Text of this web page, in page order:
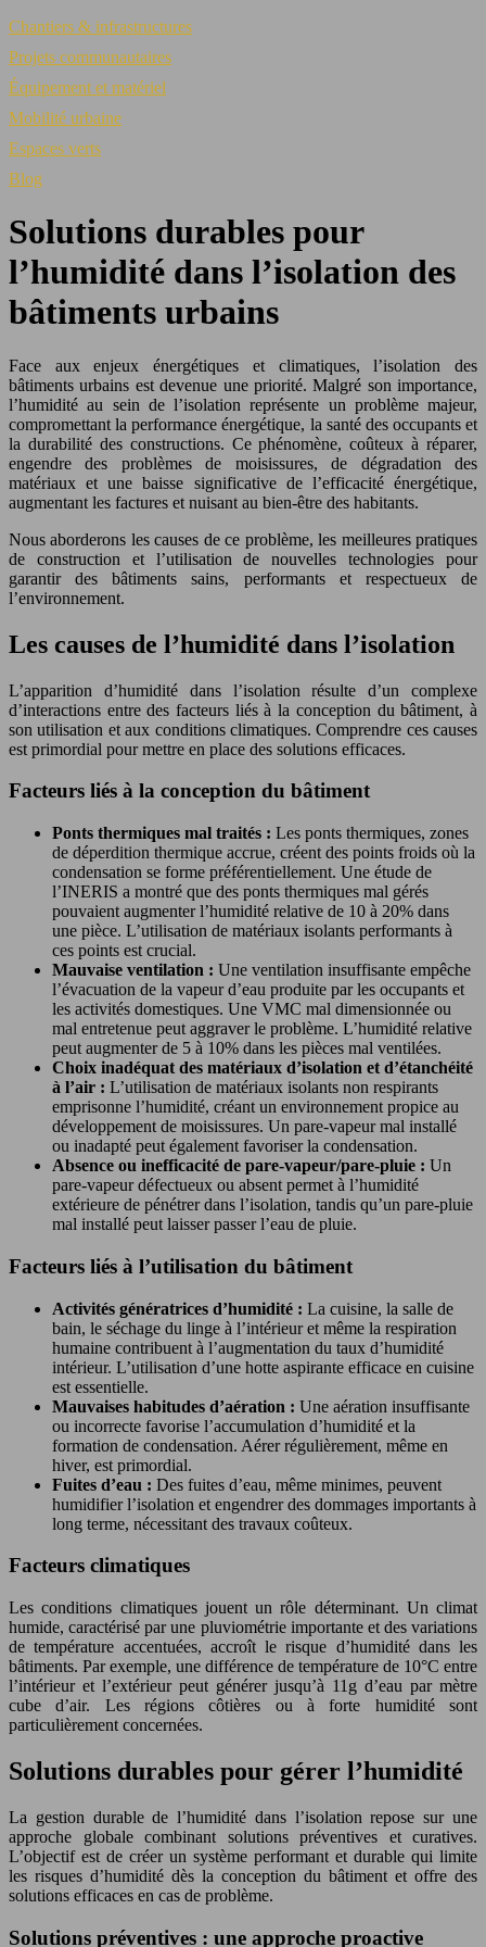
Chantiers & infrastructures
Projets communautaires
Équipement et matériel
Mobilité urbaine
Espaces verts
Blog
Solutions durables pour
l’humidité dans l’isolation des
bâtiments urbains
Face aux enjeux énergétiques et climatiques, l’isolation des
bâtiments urbains est devenue une priorité. Malgré son importance,
l’humidité au sein de l’isolation représente un problème majeur,
compromettant la performance énergétique, la santé des occupants et
la durabilité des constructions. Ce phénomène, coûteux à réparer,
engendre des problèmes de moisissures, de dégradation des
matériaux et une baisse significative de l’efficacité énergétique,
augmentant les factures et nuisant au bien-être des habitants.
Nous aborderons les causes de ce problème, les meilleures pratiques
de construction et l’utilisation de nouvelles technologies pour
garantir des bâtiments sains, performants et respectueux de
l’environnement.
Les causes de l’humidité dans l’isolation
L’apparition d’humidité dans l’isolation résulte d’un complexe
d’interactions entre des facteurs liés à la conception du bâtiment, à
son utilisation et aux conditions climatiques. Comprendre ces causes
est primordial pour mettre en place des solutions efficaces.
Facteurs liés à la conception du bâtiment
Ponts thermiques mal traités : Les ponts thermiques, zones
de déperdition thermique accrue, créent des points froids où la
condensation se forme préférentiellement. Une étude de
l’INERIS a montré que des ponts thermiques mal gérés
pouvaient augmenter l’humidité relative de 10 à 20% dans
une pièce. L’utilisation de matériaux isolants performants à
ces points est crucial.
Mauvaise ventilation : Une ventilation insuffisante empêche
l’évacuation de la vapeur d’eau produite par les occupants et
les activités domestiques. Une VMC mal dimensionnée ou
mal entretenue peut aggraver le problème. L’humidité relative
peut augmenter de 5 à 10% dans les pièces mal ventilées.
Choix inadéquat des matériaux d’isolation et d’étanchéité
à l’air : L’utilisation de matériaux isolants non respirants
emprisonne l’humidité, créant un environnement propice au
développement de moisissures. Un pare-vapeur mal installé
ou inadapté peut également favoriser la condensation.
Absence ou inefficacité de pare-vapeur/pare-pluie : Un
pare-vapeur défectueux ou absent permet à l’humidité
extérieure de pénétrer dans l’isolation, tandis qu’un pare-pluie
mal installé peut laisser passer l’eau de pluie.
Facteurs liés à l’utilisation du bâtiment
Activités génératrices d’humidité : La cuisine, la salle de
bain, le séchage du linge à l’intérieur et même la respiration
humaine contribuent à l’augmentation du taux d’humidité
intérieur. L’utilisation d’une hotte aspirante efficace en cuisine
est essentielle.
Mauvaises habitudes d’aération : Une aération insuffisante
ou incorrecte favorise l’accumulation d’humidité et la
formation de condensation. Aérer régulièrement, même en
hiver, est primordial.
Fuites d’eau : Des fuites d’eau, même minimes, peuvent
humidifier l’isolation et engendrer des dommages importants à
long terme, nécessitant des travaux coûteux.
Facteurs climatiques
Les conditions climatiques jouent un rôle déterminant. Un climat
humide, caractérisé par une pluviométrie importante et des variations
de température accentuées, accroît le risque d’humidité dans les
bâtiments. Par exemple, une différence de température de 10°C entre
l’intérieur et l’extérieur peut générer jusqu’à 11g d’eau par mètre
cube d’air. Les régions côtières ou à forte humidité sont
particulièrement concernées.
Solutions durables pour gérer l’humidité
La gestion durable de l’humidité dans l’isolation repose sur une
approche globale combinant solutions préventives et curatives.
L’objectif est de créer un système performant et durable qui limite
les risques d’humidité dès la conception du bâtiment et offre des
solutions efficaces en cas de problème.
Solutions préventives : une approche proactive